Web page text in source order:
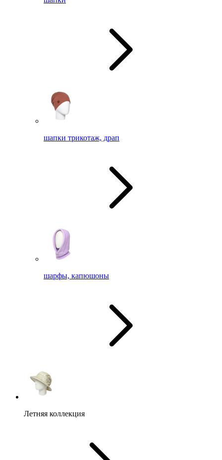
шапки трикотаж, драп
шарфы, капюшоны
Летняя коллекция